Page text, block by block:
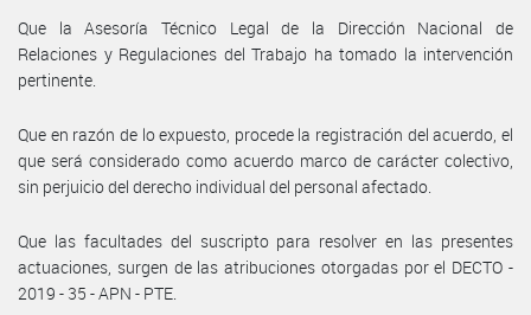
Que la Asesoría Técnico Legal de la Dirección Nacional de
Relaciones y Regulaciones del Trabajo ha tomado la intervención
pertinente.
Que en razón de lo expuesto, procede la registración del acuerdo, el
que será considerado como acuerdo marco de carácter colectivo,
sin perjuicio del derecho individual del personal afectado.
Que las facultades del suscripto para resolver en las presentes
actuaciones, surgen de las atribuciones otorgadas por el DECTO -
2019 - 35 - APN - PTE.